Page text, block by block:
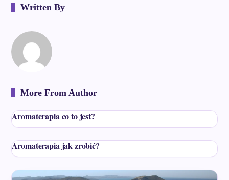
Written By
More From Author
Aromaterapia co to jest?
Aromaterapia jak zrobić?